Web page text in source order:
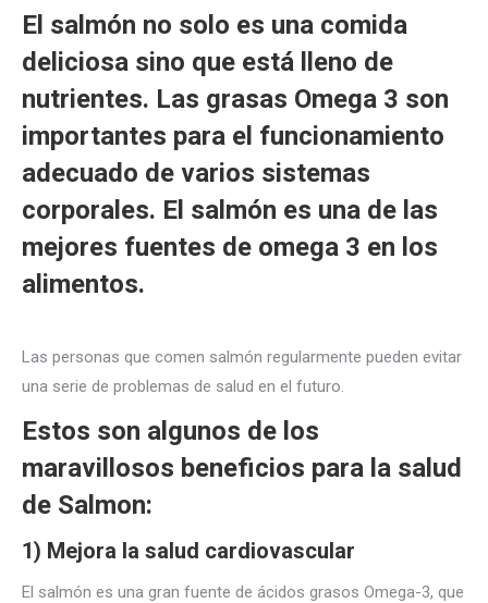
El salmón no solo es una comida
deliciosa sino que está lleno de
nutrientes. Las grasas Omega 3 son
importantes para el funcionamiento
adecuado de varios sistemas
corporales. El salmón es una de las
mejores fuentes de omega 3 en los
alimentos.
Las personas que comen salmón regularmente pueden evitar
una serie de problemas de salud en el futuro.
Estos son algunos de los
maravillosos beneficios para la salud
de Salmon:
1) Mejora la salud cardiovascular
El salmón es una gran fuente de ácidos grasos Omega-3, que